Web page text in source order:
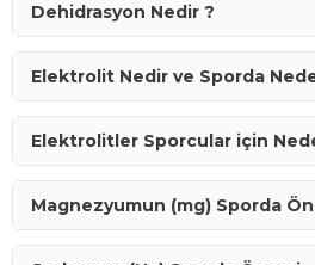
Dehidrasyon Nedir ?
Elektrolit Nedir ve Sporda
Elektrolitler Sporcular için
Magnezyumun (mg) Sporda